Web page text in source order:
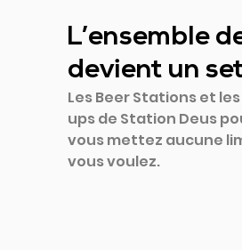
L’ensemble
devient un
Les Beer Stations et
ups de Station Deus
vous mettez aucune
vous voulez.